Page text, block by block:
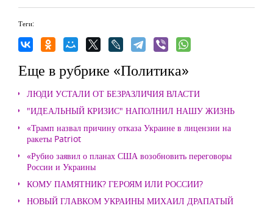
Теги:
Еще в рубрике «Политика»
ЛЮДИ УСТАЛИ ОТ БЕЗРАЗЛИЧИЯ ВЛАСТИ
"ИДЕАЛЬНЫЙ КРИЗИС" НАПОЛНИЛ НАШУ ЖИЗНЬ
«Трамп назвал причину отказа Украине в лицензии на
ракеты Patriot
«Рубио заявил о планах США возобновить переговоры
России и Украины
КОМУ ПАМЯТНИК? ГЕРОЯМ ИЛИ РОССИИ?
НОВЫЙ ГЛАВКОМ УКРАИНЫ МИХАИЛ ДРАПАТЫЙ